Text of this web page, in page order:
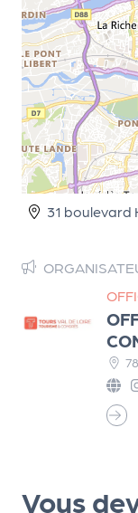
31 boulevard
Vous
a
t
e
u
r
P
r
p
e
e